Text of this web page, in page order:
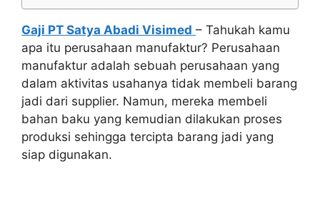
Gaji PT Satya Abadi Visimed – Tahukah kamu
apa itu perusahaan manufaktur? Perusahaan
manufaktur adalah sebuah perusahaan yang
dalam aktivitas usahanya tidak membeli barang
jadi dari supplier. Namun, mereka membeli
bahan baku yang kemudian dilakukan proses
produksi sehingga tercipta barang jadi yang
siap digunakan.